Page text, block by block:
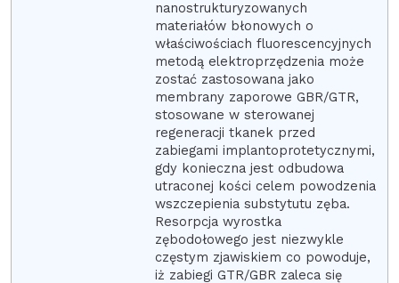
nanostrukturyzowanych
materiałów błonowych o
właściwościach fluorescencyjnych
metodą elektroprzędzenia może
zostać zastosowana jako
membrany zaporowe GBR/GTR,
stosowane w sterowanej
regeneracji tkanek przed
zabiegami implantoprotetycznymi,
gdy konieczna jest odbudowa
utraconej kości celem powodzenia
wszczepienia substytutu zęba.
Resorpcja wyrostka
zębodołowego jest niezwykle
częstym zjawiskiem co powoduje,
iż zabiegi GTR/GBR zaleca się